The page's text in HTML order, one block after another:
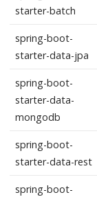
starter-batch
spring-boot-
starter-data-jpa
spring-boot-
starter-data-
mongodb
spring-boot-
starter-data-rest
spring-boot-